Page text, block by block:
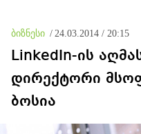
უკრაინის ომი იქნებოდა
ბიზნესი / 24.03.2014 / 20:15
LinkedIn-ის
დირექტორი
ბოსია